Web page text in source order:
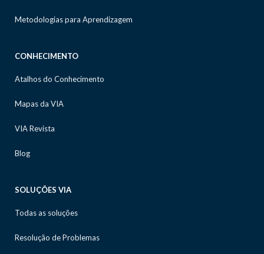
Metodologias para Aprendizagem
CONHECIMENTO
Atalhos do Conhecimento
Mapas da VIA
VIA Revista
Blog
SOLUÇÕES VIA
Todas as soluções
Resolução de Problemas